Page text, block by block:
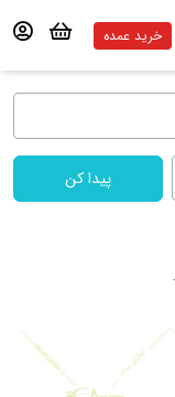
خرید عمده
پیدا کن